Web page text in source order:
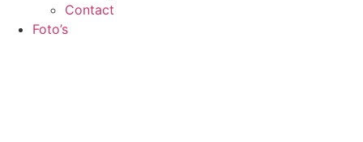
Contact
Foto’s